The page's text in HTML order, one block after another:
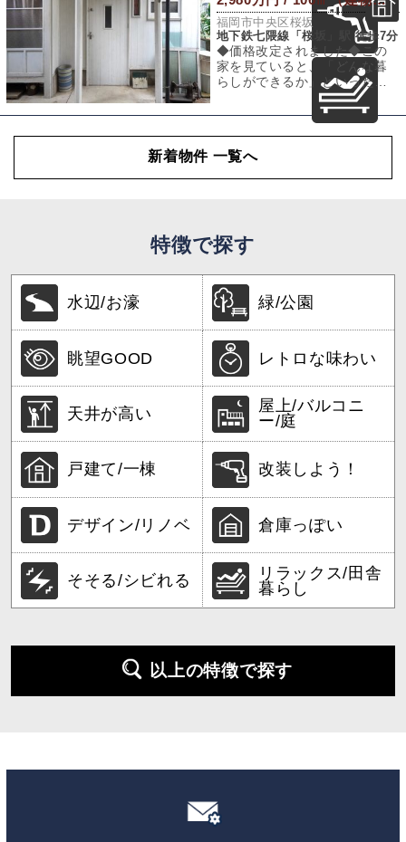
福岡市中央区桜坂
地下鉄七隈線「桜坂」駅 徒歩7分
◆価格改定されました◆この
家を見ていると、「どんな暮
らしができるか」といった未
来の話だけではなく、ここで
どんな時間が流れ
新着物件 一覧へ
特徴で探す
水辺/お濠 緑/公園
眺望GOOD レトロな味わい
天井が高い
屋上/バルコニ
ー/庭
戸建て/一棟 改装しよう！
デザイン/リノベ 倉庫っぽい
そそる/シビれる
リラックス/田舎
暮らし
以上の特徴で探す